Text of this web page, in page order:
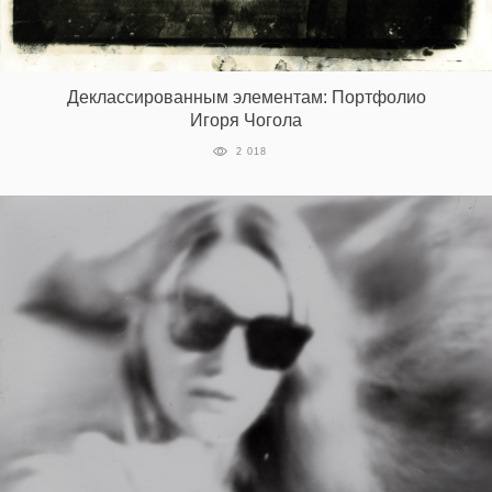
Деклассированным элементам: Портфолио
Игоря Чогола
2 018